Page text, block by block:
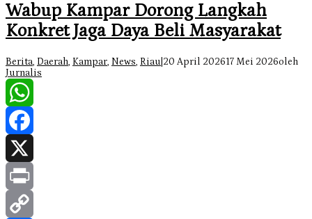
Wabup Kampar Dorong Langkah
Konkret Jaga Daya Beli Masyarakat
Berita, Daerah, Kampar, News, Riau 20 April 202617 Mei 2026oleh
Jurnalis
WhatsApp
Facebook
X
Print